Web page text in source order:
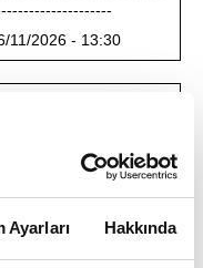
Ayarları Hakkında
11/2026 - 13:30
İlçe , MECİDİYEKÖY
No , 143/100000
, 35. Kat, 568 Nolu